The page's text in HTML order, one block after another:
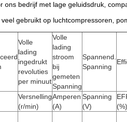
ons bedrijf met lage geluidsdruk,
gebruikt op luchtcompressoren,
Volle
lading
ingedrukt
revoluties
per minuut
Volle
lading
stroom
bij
gemeten
Spanning
Spannend.
Spanning
Versnelling
(r/min)
Amperen
(A)
Spanning
(V)
(%)